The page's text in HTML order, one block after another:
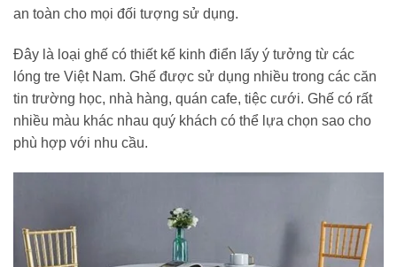
an toàn cho mọi đối tượng sử dụng.
Đây là loại ghế có thiết kế kinh điển lấy ý tưởng từ các
lóng tre Việt Nam. Ghế được sử dụng nhiều trong các căn
tin trường học, nhà hàng, quán cafe, tiệc cưới. Ghế có rất
nhiều màu khác nhau quý khách có thể lựa chọn sao cho
phù hợp với nhu cầu.